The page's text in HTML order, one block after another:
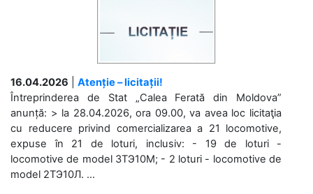
16.04.2026
Atenție – licitații!
Întreprinderea de Stat „Calea Ferată din Moldova”
anunță: > la 28.04.2026, ora 09.00, va avea loc licitaţia
cu reducere privind comercializarea a 21 locomotive,
expuse în 21 de loturi, inclusiv: - 19 de loturi -
locomotive de model 3ТЭ10М; - 2 loturi - locomotive de
model 2ТЭ10Л. ...